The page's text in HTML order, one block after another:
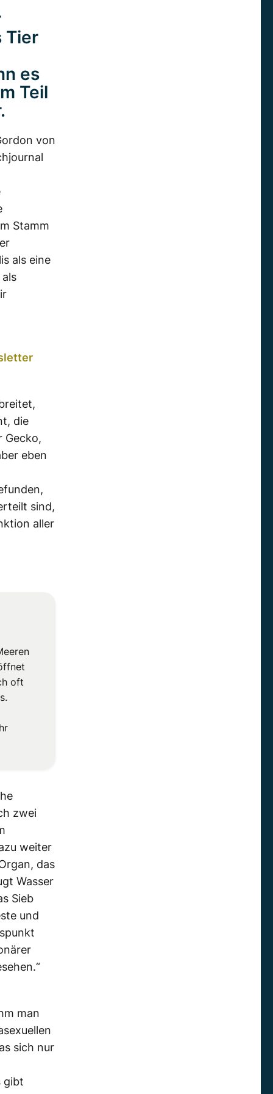
Tier
es
Teil
von
Stamm
als eine
die
Gecko,
eben
sind,
aller
oft
zwei
weiter
das
Wasser
Sieb
und
man
sich nur
gibt